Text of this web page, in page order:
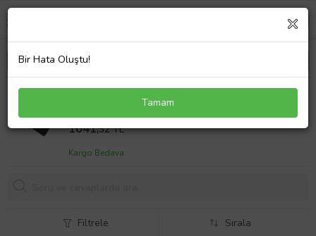
Hp Envy 15-u300 x360, 15-u400 x360 Batarya ile
Uyumlu Pil (Çok Renkli)
Sepet Fiyatı
1641,32 TL
Kargo Bedava
Filtrele Sırala
Bir Hata Oluştu!
Tamam